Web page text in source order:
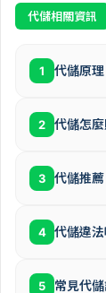
代儲相關資訊
1 代儲原
2 代儲怎
3 代儲推薦
4 代儲違
5 常見代